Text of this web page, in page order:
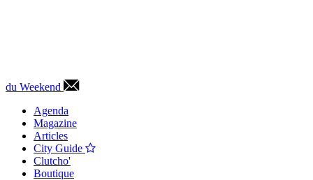
du Weekend
Agenda
Magazine
Articles
City Guide
Clutcho'
Boutique